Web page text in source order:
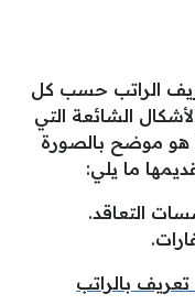
الراتب حسب كل
الشائعة التي
هو موضح بالصورة
ما يلي:
التعاقد.
بالراتب